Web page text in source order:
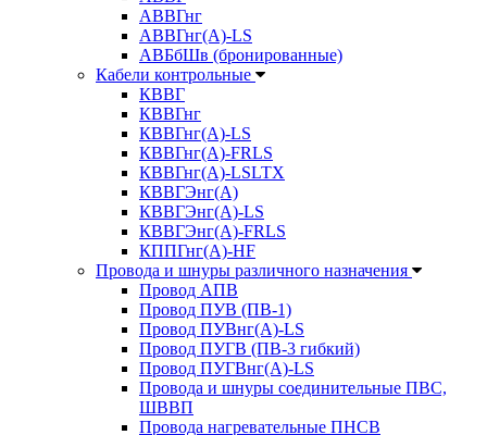
АВВГнг
АВВГнг(А)-LS
АВБбШв (бронированные)
Кабели контрольные
КВВГ
КВВГнг
КВВГнг(А)-LS
КВВГнг(А)-FRLS
КВВГнг(А)-LSLTX
КВВГЭнг(А)
КВВГЭнг(А)-LS
КВВГЭнг(А)-FRLS
КППГнг(А)-HF
Провода и шнуры различного назначения
Провод АПВ
Провод ПУВ (ПВ-1)
Провод ПУВнг(А)-LS
Провод ПУГВ (ПВ-3 гибкий)
Провод ПУГВнг(А)-LS
Провода и шнуры соединительные ПВС,
ШВВП
Провода нагревательные ПНСВ